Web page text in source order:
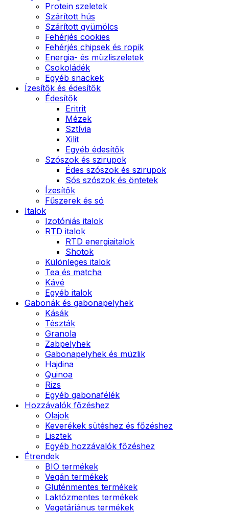
Protein szeletek
Szárított hús
Szárított gyümölcs
Fehérjés cookies
Fehérjés chipsek és ropik
Energia- és müzliszeletek
Csokoládék
Egyéb snackek
Ízesítők és édesítők
Édesítők
Eritrit
Mézek
Sztívia
Xilit
Egyéb édesítők
Szószok és szirupok
Édes szószok és szirupok
Sós szószok és öntetek
Ízesítők
Fűszerek és só
Italok
Izotóniás italok
RTD italok
RTD energiaitalok
Shotok
Különleges italok
Tea és matcha
Kávé
Egyéb italok
Gabonák és gabonapelyhek
Kásák
Tészták
Granola
Zabpelyhek
Gabonapelyhek és müzlik
Hajdina
Quinoa
Rizs
Egyéb gabonafélék
Hozzávalók főzéshez
Olajok
Keverékek sütéshez és főzéshez
Lisztek
Egyéb hozzávalók főzéshez
Étrendek
BIO termékek
Vegán termékek
Gluténmentes termékek
Laktózmentes termékek
Vegetáriánus termékek